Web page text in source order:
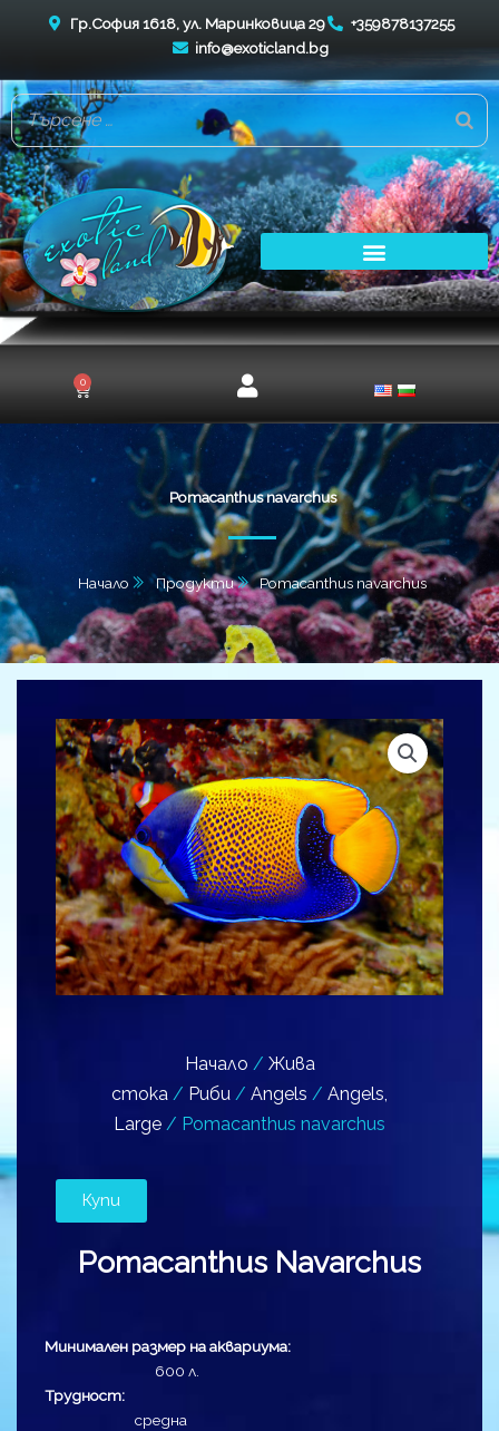
Гр.София 1618, ул. Маринковица 29
+359878137255
info@exoticland.bg
0
Cart
Pomacanthus navarchus
Начало Продукти Pomacanthus navarchus
Начало / Жива
стока / Риби / Angels / Angels,
Large / Pomacanthus navarchus
Купи
Pomacanthus Navarchus
Минимален размер на аквариума:
600 л.
Трудност:
средна